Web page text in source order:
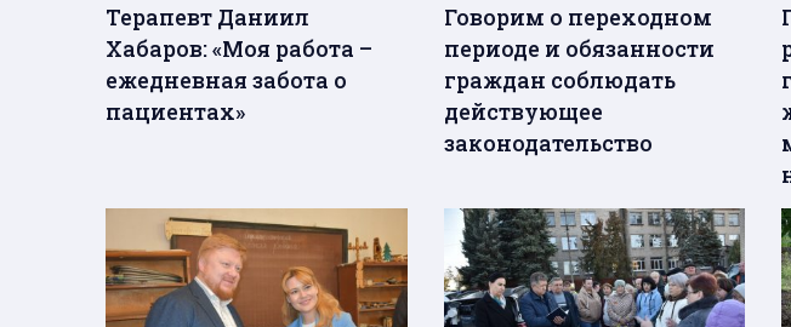
Терапевт Даниил
Хабаров: «Моя работа –
ежедневная забота о
пациентах»
Говорим о переходном
периоде и обязанности
граждан соблюдать
действующее
законодательство